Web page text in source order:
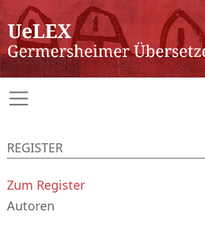
REGISTER
Zum Register
Autoren